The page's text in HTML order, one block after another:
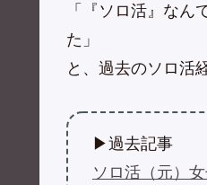
「『ソロ活』な
た」
と、過去のソロ活
▶過去記事
ソロ活（元）